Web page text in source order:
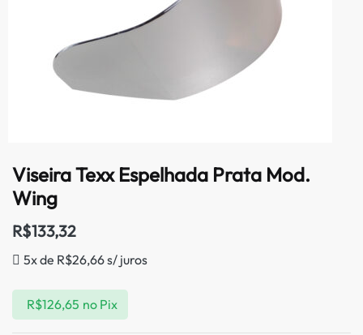
Viseira Texx Espelhada Prata Mod.
Wing
R$133,32
5x de R$26,66s/ juros
R$126,65 no Pix